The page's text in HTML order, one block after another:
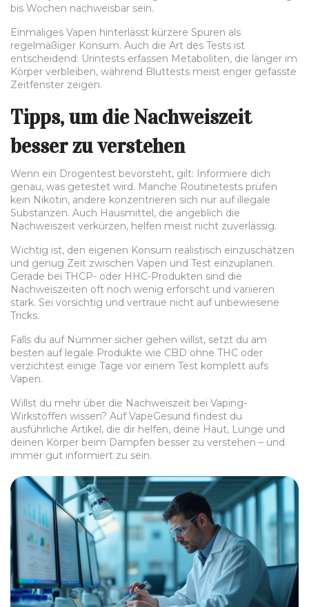
bis Wochen nachweisbar sein.
Einmaliges Vapen hinterlässt kürzere Spuren als
regelmäßiger Konsum. Auch die Art des Tests ist
entscheidend: Urintests erfassen Metaboliten, die länger im
Körper verbleiben, während Bluttests meist enger gefasste
Zeitfenster zeigen.
Tipps, um die Nachweiszeit
besser zu verstehen
Wenn ein Drogentest bevorsteht, gilt: Informiere dich
genau, was getestet wird. Manche Routinetests prüfen
kein Nikotin, andere konzentrieren sich nur auf illegale
Substanzen. Auch Hausmittel, die angeblich die
Nachweiszeit verkürzen, helfen meist nicht zuverlässig.
Wichtig ist, den eigenen Konsum realistisch einzuschätzen
und genug Zeit zwischen Vapen und Test einzuplanen.
Gerade bei THCP- oder HHC-Produkten sind die
Nachweiszeiten oft noch wenig erforscht und variieren
stark. Sei vorsichtig und vertraue nicht auf unbewiesene
Tricks.
Falls du auf Nummer sicher gehen willst, setzt du am
besten auf legale Produkte wie CBD ohne THC oder
verzichtest einige Tage vor einem Test komplett aufs
Vapen.
Willst du mehr über die Nachweiszeit bei Vaping-
Wirkstoffen wissen? Auf VapeGesund findest du
ausführliche Artikel, die dir helfen, deine Haut, Lunge und
deinen Körper beim Dampfen besser zu verstehen – und
immer gut informiert zu sein.